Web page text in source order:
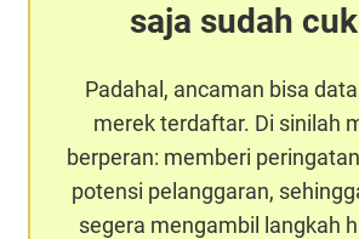
saja sudah
Padahal, ancaman bisa
merek terdaftar. Di sinilah
berperan: memberi
potensi pelanggaran,
segera mengambil langkah